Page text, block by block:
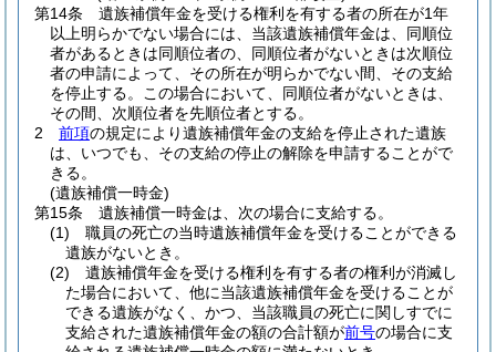
第14条
遺族補償年金を受ける権利を有する者の所在が1年
以上明らかでない場合には、当該遺族補償年金は、同順位
者があるときは同順位者の、同順位者がないときは次順位
者の申請によって、その所在が明らかでない間、その支給
を停止する。
この場合において、同順位者がないときは、
その間、次順位者を先順位者とする。
2
前項の規定により遺族補償年金の支給を停止された遺族
は、いつでも、その支給の停止の解除を申請することがで
きる。
(遺族補償一時金)
第15条
遺族補償一時金は、次の場合に支給する。
(1)
職員の死亡の当時遺族補償年金を受けることができる
遺族がないとき。
(2)
遺族補償年金を受ける権利を有する者の権利が消滅し
た場合において、他に当該遺族補償年金を受けることが
できる遺族がなく、かつ、当該職員の死亡に関しすでに
支給された遺族補償年金の額の合計額が前号の場合に支